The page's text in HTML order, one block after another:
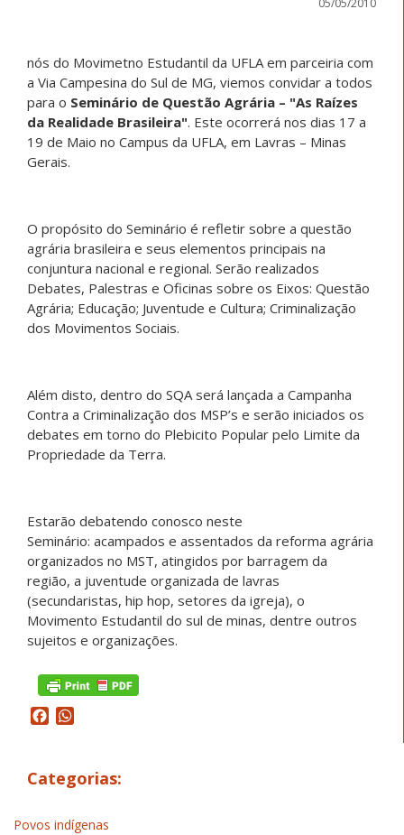
nós do Movimetno Estudantil da UFLA em parceiria com
a Via Campesina do Sul de MG, viemos convidar a todos
para o Seminário de Questão Agrária – "As Raízes
da Realidade Brasileira". Este ocorrerá nos dias 17 a
19 de Maio no Campus da UFLA, em Lavras – Minas
Gerais.
O propósito do Seminário é refletir sobre a questão
agrária brasileira e seus elementos principais na
conjuntura nacional e regional. Serão realizados
Debates, Palestras e Oficinas sobre os Eixos: Questão
Agrária; Educação; Juventude e Cultura; Criminalização
dos Movimentos Sociais.
Além disto, dentro do SQA será lançada a Campanha
Contra a Criminalização dos MSP’s e serão iniciados os
debates em torno do Plebicito Popular pelo Limite da
Propriedade da Terra.
Estarão debatendo conosco neste
Seminário: acampados e assentados da reforma agrária
organizados no MST, atingidos por barragem da
região, a juventude organizada de lavras
(secundaristas, hip hop, setores da igreja), o
Movimento Estudantil do sul de minas, dentre outros
sujeitos e organizações.
Facebook
Categorias:
Povos indígenas